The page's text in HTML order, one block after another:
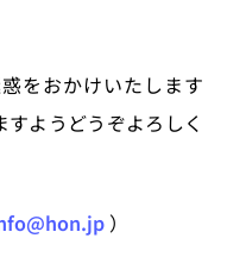
をおかけいたします
ようどうぞよろしく
）